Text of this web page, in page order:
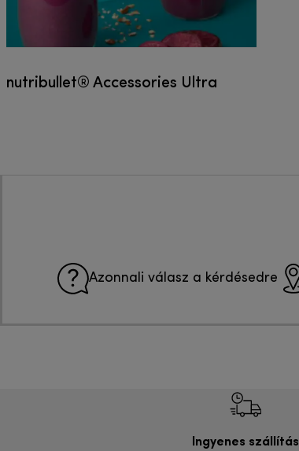
nutribullet® Accessories Ultra
Azonnali válasz a kérdésedre
Ingyenes szállítás